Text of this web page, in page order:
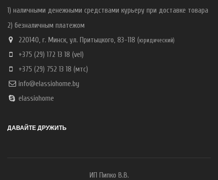
1) наличными денежными средствами курьеру при доставке товара
2) безналичным платежом
220140, г. Минск, ул. Притыцкого, 83-118 (юридический)
+375 (29) 172 13 18 (vel)
+375 (29) 752 13 18 (мтс)
info@elassiohome.by
elassiohome
ДАВАЙТЕ ДРУЖИТЬ
ИП Пипко В.В.